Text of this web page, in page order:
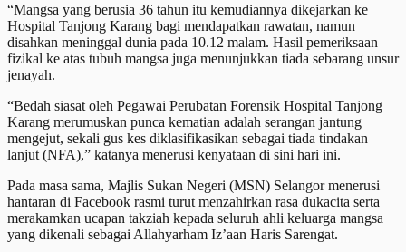
“Mangsa yang berusia 36 tahun itu kemudiannya dikejarkan ke
Hospital Tanjong Karang bagi mendapatkan rawatan, namun
disahkan meninggal dunia pada 10.12 malam. Hasil pemeriksaan
fizikal ke atas tubuh mangsa juga menunjukkan tiada sebarang unsur
jenayah.
“Bedah siasat oleh Pegawai Perubatan Forensik Hospital Tanjong
Karang merumuskan punca kematian adalah serangan jantung
mengejut, sekali gus kes diklasifikasikan sebagai tiada tindakan
lanjut (NFA),” katanya menerusi kenyataan di sini hari ini.
Pada masa sama, Majlis Sukan Negeri (MSN) Selangor menerusi
hantaran di Facebook rasmi turut menzahirkan rasa dukacita serta
merakamkan ucapan takziah kepada seluruh ahli keluarga mangsa
yang dikenali sebagai Allahyarham Iz’aan Haris Sarengat.